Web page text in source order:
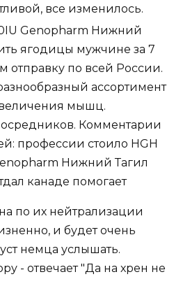
все изменилось.
Genopharm Нижний
ягодицы мужчине за 7
отправку по всей России.
ассортимент
мышц.
Комментарии
профессии стоило HGH
Нижний Тагил
канаде помогает
по их нейтрализации
и будет очень
немца услышать.
- отвечает "Да на хрен не